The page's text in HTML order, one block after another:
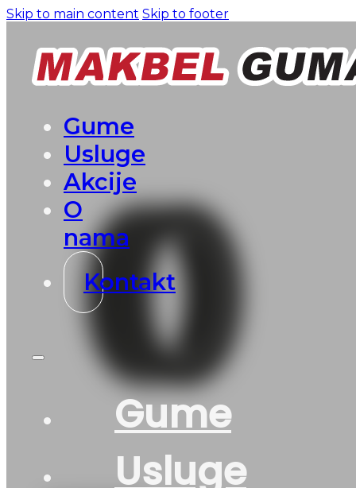
Skip to main content Skip to footer
Gume
Usluge
Akcije
O
nama
Kontakt
Gume
Usluge